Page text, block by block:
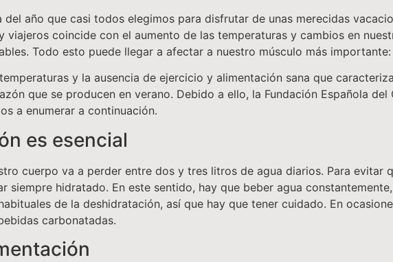
del año que casi todos elegimos para disfrutar de unas merecidas
viajeros coincide con el aumento de las temperaturas y cambios en
Todo esto puede llegar a afectar a nuestro músculo más
y la ausencia de ejercicio y alimentación sana que
que se producen en verano. Debido a ello, la Fundación Española
a enumerar a continuación.
es esencial
cuerpo va a perder entre dos y tres litros de agua diarios. Para evitar
siempre hidratado. En este sentido, hay que beber agua
de la deshidratación, así que hay que tener cuidado. En
carbonatadas.